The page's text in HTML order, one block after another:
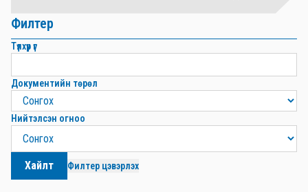
Филтер
Түлхүүр үг
Документийн төрөл
Нийтэлсэн огноо
Хайлт Филтер цэвэрлэх